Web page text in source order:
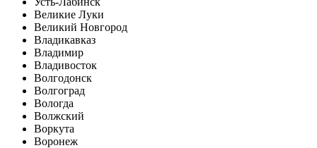
Великие Луки
Великий Новгород
Владикавказ
Владимир
Владивосток
Волгодонск
Волгоград
Вологда
Волжский
Воркута
Воронеж